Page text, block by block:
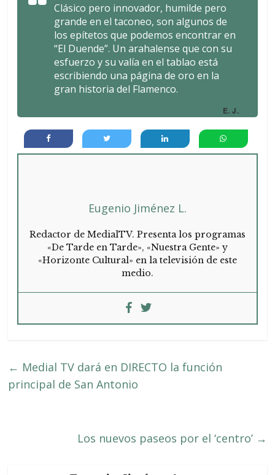
Clásico pero innovador, humilde pero
grande en el taconeo, son algunos de
los epítetos que podemos encontrar en
“El Duende”. Un arahalense que con su
esfuerzo y su valía en el tablao está
escribiendo una página de oro en la
gran historia del Flamenco.
E. J.
Eugenio Jiménez L.
Redactor de MedialTV. Presenta los programas
«De Tarde en Tarde», «Nuestra Gente» y
«Horizonte Cultural» en la televisión de este
medio.
← Medial TV dará en DIRECTO la función
principal de San Antonio
Los nuevos paseos por el ‘centro’ →